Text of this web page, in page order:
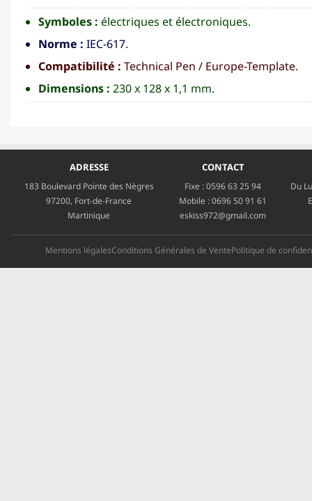
Symboles : électriques et électroniques.
Norme : IEC-617.
Compatibilité : Technical Pen / Europe-Template.
Dimensions : 230 x 128 x 1,1 mm.
ADRESSE
183 Boulevard Pointe des Nègres
97200, Fort-de-France
Martinique
CONTACT
Fixe :0596 63 25 94
Mobile :0696 50 91 61
eskiss972@gmail.com
Du
Mentions légalesConditions Générales de VentePolitique de